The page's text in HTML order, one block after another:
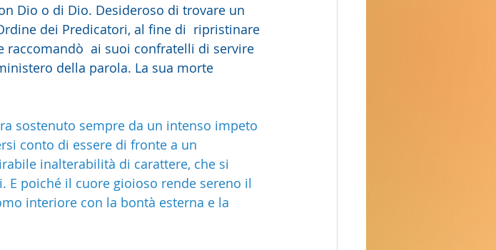
Dio o di Dio. Desideroso di trovare un
dei Predicatori, al fine di  ripristinare
raccomandò  ai suoi confratelli di servire
della parola. La sua morte
sostenuto sempre da un intenso impeto
conto di essere di fronte a un
inalterabilità di carattere, che si
poiché il cuore gioioso rende sereno il
interiore con la bontà esterna e la